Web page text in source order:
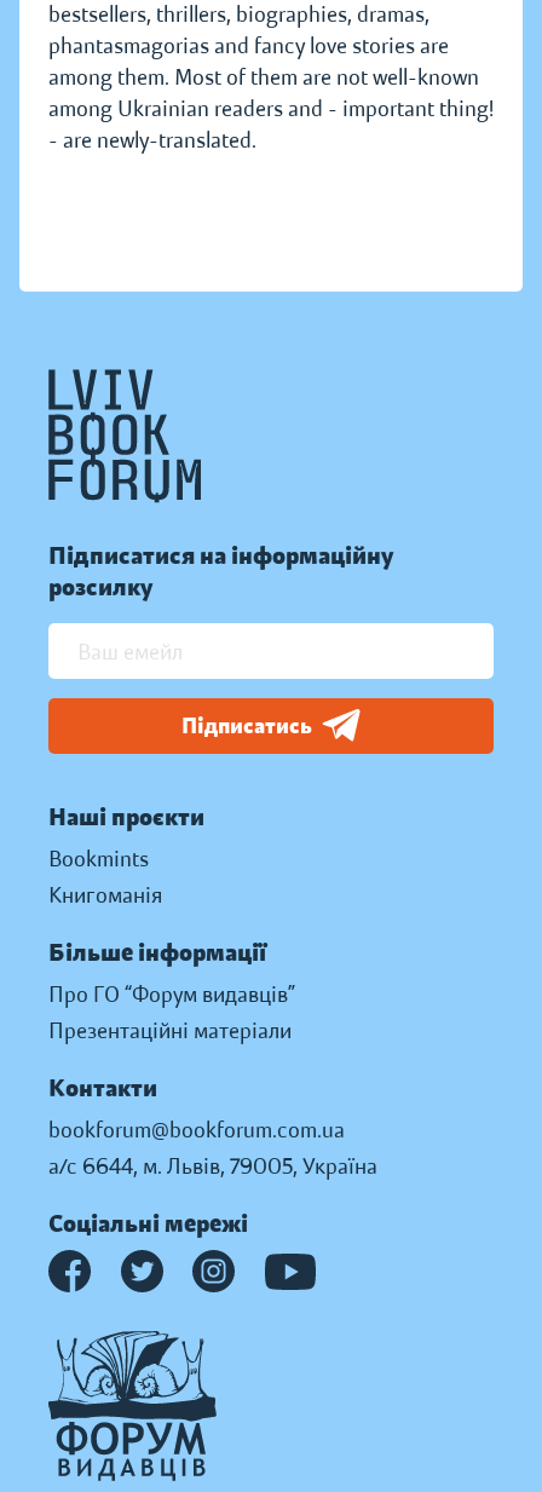
bestsellers, thrillers, biographies, dramas,
phantasmagorias and fancy love stories are
among them. Most of them are not well-known
among Ukrainian readers and - important thing!
- are newly-translated.
Підписатися на інформаційну
розсилку
Підписатись
Наші проєкти
Bookmints
Книгоманія
Більше інформації
Про ГО “Форум видавців”
Презентаційні матеріали
Контакти
bookforum@bookforum.com.ua
а/с 6644, м. Львів, 79005, Україна
Соціальні мережі